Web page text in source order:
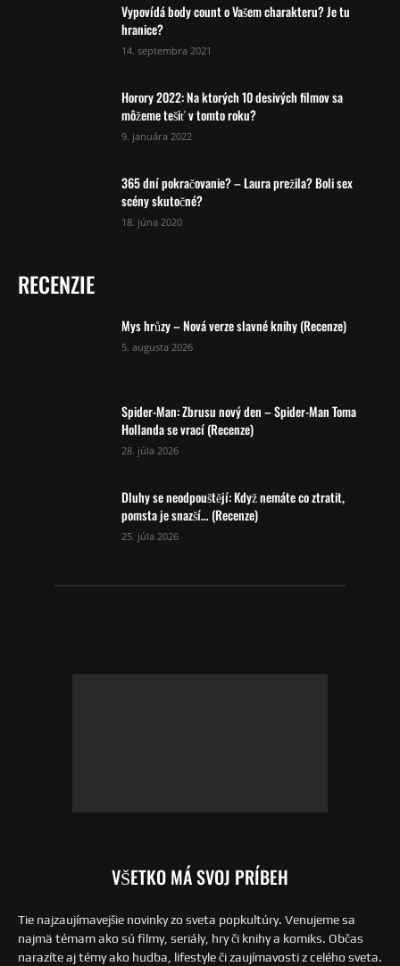
Vypovídá body count o Vašem charakteru? Je tu
hranice?
14. septembra 2021
Horory 2022: Na ktorých 10 desivých filmov sa
môžeme tešiť v tomto roku?
9. januára 2022
365 dní pokračovanie? – Laura prežila? Boli sex
scény skutočné?
18. júna 2020
RECENZIE
Mys hrůzy – Nová verze slavné knihy (Recenze)
5. augusta 2026
Spider-Man: Zbrusu nový den – Spider-Man Toma
Hollanda se vrací (Recenze)
28. júla 2026
Dluhy se neodpouštějí: Když nemáte co ztratit,
pomsta je snazší… (Recenze)
25. júla 2026
VŠETKO MÁ SVOJ PRÍBEH
Tie najzaujímavejšie novinky zo sveta popkultúry. Venujeme sa
najmä témam ako sú filmy, seriály, hry či knihy a komiks. Občas
narazíte aj témy ako hudba, lifestyle či zaujímavosti z celého sveta.